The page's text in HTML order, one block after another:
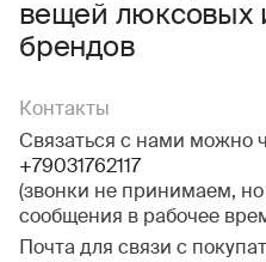
вещей люксовых
брендов
Контакты
Связаться с нами можно
+79031762117
(звонки не принимаем,
сообщения в рабочее
Почта для связи с